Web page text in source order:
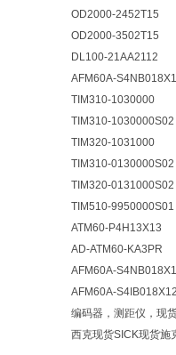
OD2000-2452T15
OD2000-3502T15
DL100-21AA2112
AFM60A-
TIM310-1030000
TIM310-1030000S02
TIM320-1031000
TIM310-0130000S02
TIM320-0131000S02
TIM510-9950000S01
ATM60-P4H13X13
AD-ATM60-KA3PR
AFM60A-
AFM60A-
编码器，测距仪，现
西克现货SICK现货施